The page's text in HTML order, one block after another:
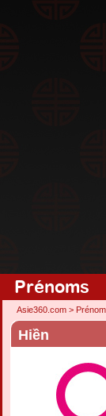
Prénoms
Asie360.com >
Hiền